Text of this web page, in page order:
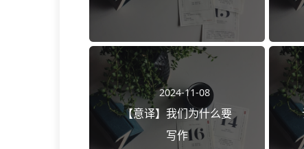
2024-11-08
【意译】我们为什么要
写作